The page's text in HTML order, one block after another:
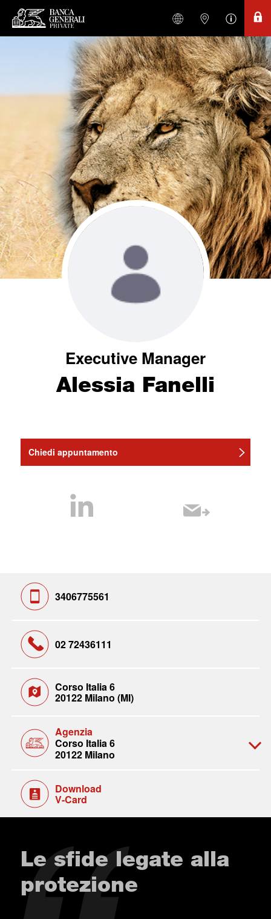
Executive Manager
Alessia Fanelli
Chiedi appuntamento
3406775561
02 72436111
Corso Italia 6
20122 Milano (MI)
Agenzia
Corso Italia 6
20122 Milano
Download
V-Card
Le sfide legate alla
protezione